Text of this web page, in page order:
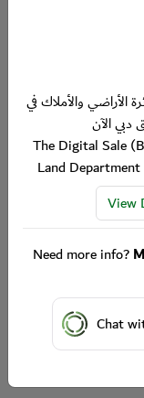
الأراضي والأملاك في
الآن
The Digital Sale
Land
View
Need more info?
Chat